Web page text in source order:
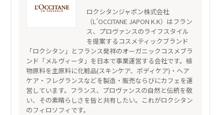
ロクシタンジャポン株式会社
（L’OCCITANE JAPON K.K）はフラン
ス、プロヴァンスのライフスタイル
を提案するコスメティックブランド
「ロクシタン」とフランス発祥のオーガニックコスメブラ
ンド「メルヴィータ」を日本で事業運営する会社です。植
物原料を主原料に化粧品(スキンケア、ボディケア)・ヘア
ケア・フレグランスなどを製造・販売ならびにカフェを運
営しています。フランス、プロヴァンスの自然と伝統を敬
い、その素晴らしさを皆と共有したい。これがロクシタン
のフィロソフィです。